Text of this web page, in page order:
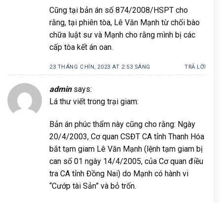
Cũng tại bản án số 874/2008/HSPT cho
rằng, tại phiên tòa, Lê Văn Mạnh từ chối bào
chữa luật sư và Mạnh cho rằng mình bị các
cấp tòa kết án oan.
23 THÁNG CHÍN, 2023 AT 2:53 SÁNG TRẢ LỜI
admin says:
Lá thư viết trong trại giam:
Bản án phúc thẩm này cũng cho rằng: Ngày
20/4/2003, Cơ quan CSĐT CA tỉnh Thanh Hóa
bắt tạm giam Lê Văn Mạnh (lệnh tạm giam bị
can số 01 ngày 14/4/2005, của Cơ quan điều
tra CA tỉnh Đồng Nai) do Mạnh có hành vi
“Cướp tài Sản” và bỏ trốn.